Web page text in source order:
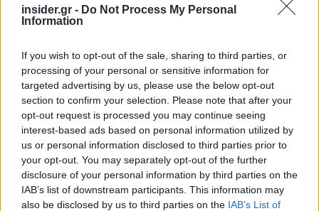
insider.gr - Do Not Process My Personal
Information
If you wish to opt-out of the sale, sharing to third parties, or
processing of your personal or sensitive information for
targeted advertising by us, please use the below opt-out
section to confirm your selection. Please note that after your
opt-out request is processed you may continue seeing
interest-based ads based on personal information utilized by
us or personal information disclosed to third parties prior to
your opt-out. You may separately opt-out of the further
disclosure of your personal information by third parties on the
IAB’s list of downstream participants. This information may
also be disclosed by us to third parties on the IAB’s List of
Ακολουθήστε τοinsider.gr στο Google Newsκαι μάθετε
πρώτοι όλες τιςειδήσειςαπό την Ελλάδα και τον κόσμο.